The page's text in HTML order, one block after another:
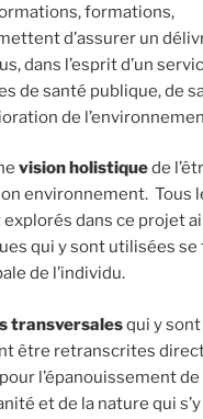
formations,
d’assurer un
dans l’esprit d’un
de santé publique, de
de
vision holistiquede
environnement. Tous
dans ce projet
qui y sont utilisées
de l’individu.
transversalesqui y sont
être retranscrites
l’épanouissement de
et de la nature qui